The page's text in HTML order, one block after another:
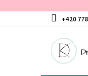
na
+420